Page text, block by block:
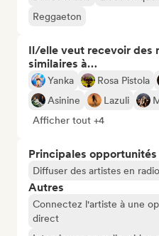
Reggaeton
Il/elle veut recevoir des
similaires à…
Yanka Rosa Pistola
Asinine
Lazuli
Afficher tout +4
Principales opportunités
Diffuser des artistes en radio
Autres
Connectez l'artiste à une
direct